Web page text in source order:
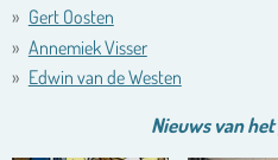
Gert Oosten
Annemiek Visser
Edwin van de Westen
Nieuws van het